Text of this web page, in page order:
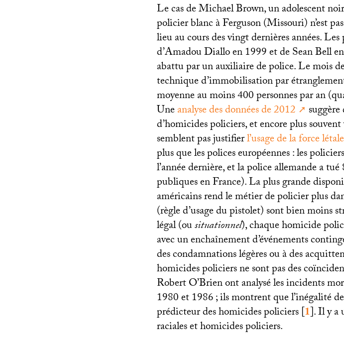
Le cas de Michael Brown, un adolescent
policier blanc à Ferguson (Missouri) n’est
lieu au cours des vingt dernières années.
d’Amadou Diallo en 1999 et de Sean Bell
abattu par un auxiliaire de police. Le mois
technique d’immobilisation par
moyenne au moins 400 personnes par an
Uneanalyse des données de 2012
d’homicides policiers, et encore plus
semblent pas justifierl’usage de la force létale
plus que les polices européennes : les
l’année dernière, et la police allemande a
publiques en France). La plus grande
américains rend le métier de policier plus
(règle d’usage du pistolet) sont bien moins
légal (ousituationnel), chaque homicide
avec un enchaînement d’événements
des condamnations légères ou à des
homicides policiers ne sont pas des
Robert O’Brien ont analysé les incidents
1980 et 1986; ils montrent que l’inégalité
prédicteur des homicides policiers[1]. Il y a
raciales et homicides policiers.